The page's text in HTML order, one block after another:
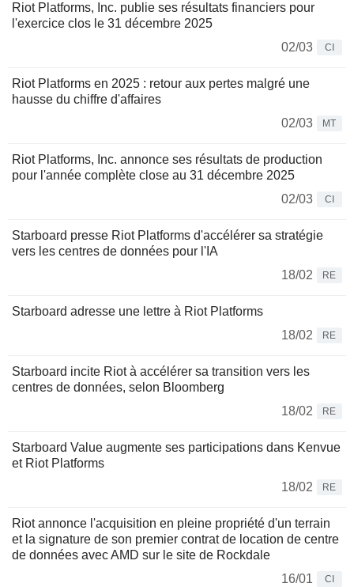
Riot Platforms, Inc. publie ses résultats financiers pour
l'exercice clos le 31 décembre 2025
02/03
CI
Riot Platforms en 2025 : retour aux pertes malgré une
hausse du chiffre d'affaires
02/03
MT
Riot Platforms, Inc. annonce ses résultats de production
pour l'année complète close au 31 décembre 2025
02/03
CI
Starboard presse Riot Platforms d'accélérer sa stratégie
vers les centres de données pour l'IA
18/02
RE
Starboard adresse une lettre à Riot Platforms
18/02
RE
Starboard incite Riot à accélérer sa transition vers les
centres de données, selon Bloomberg
18/02
RE
Starboard Value augmente ses participations dans Kenvue
et Riot Platforms
18/02
RE
Riot annonce l'acquisition en pleine propriété d'un terrain
et la signature de son premier contrat de location de centre
de données avec AMD sur le site de Rockdale
16/01
CI